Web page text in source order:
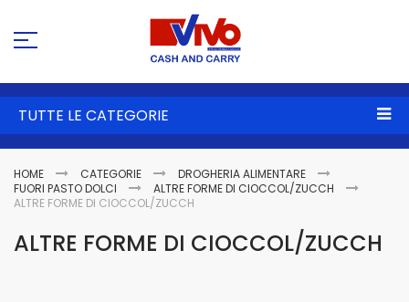
TUTTE LE CATEGORIE
HOME CATEGORIE
DROGHERIA ALIMENTARE
FUORI PASTO DOLCI
ALTRE FORME DI CIOCCOL/ZUCCH
ALTRE FORME DI CIOCCOL/ZUCCH
ALTRE FORME DI CIOCCOL/ZUCCH